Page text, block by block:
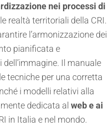
nei processi di
realtà territoriali della CRI.
l’armonizzazione dei
pianificata e
Il manuale
tecniche per una corretta
i modelli relativi alla
dedicata al web e ai
in Italia e nel mondo.